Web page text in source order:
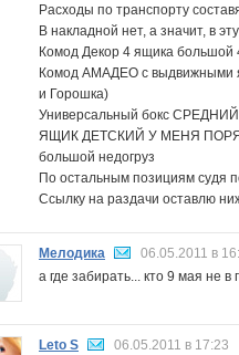
Расходы по транспорту
В накладной нет, а значит, в
Комод Декор 4 ящика большой
Комод АМАДЕО с выдвижными
и Горошка)
Универсальный бокс
ЯЩИК ДЕТСКИЙ У МЕНЯ
большой недогруз
По остальным позициям судя
Ссылку на раздачи оставлю
Мелодика
06.05.2011 в
а где забирать... кто 9 мая не в
Leto S
06.05.2011 в 17:23